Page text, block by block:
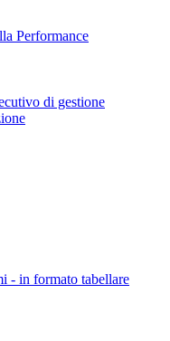
Performance
di gestione
- in formato tabellare